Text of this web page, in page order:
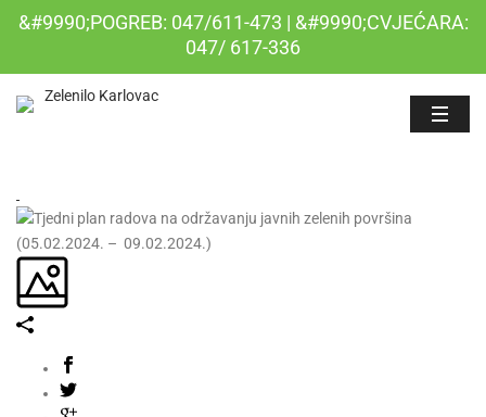
&#9990;POGREB: 047/611-473 | &#9990;CVJEĆARA:
047/ 617-336